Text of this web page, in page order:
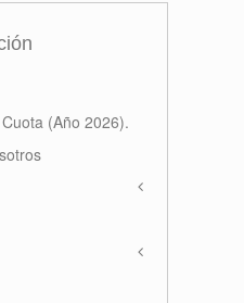
(Año 2026).